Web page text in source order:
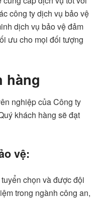
công ty dịch vụ bảo vệ
dịch vụ bảo vệ đảm
ưu cho mọi đối tượng
hàng
nghiệp của Công ty
khách hàng sẽ đạt
vệ:
chọn và được đội
trong ngành công an,